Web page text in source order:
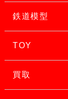
鉄道模型
TOY
買取